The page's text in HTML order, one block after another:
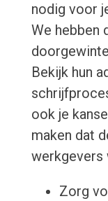
nodig voor
We hebben
Bekijk hun
ook je
maken dat
werkgevers
Zorg